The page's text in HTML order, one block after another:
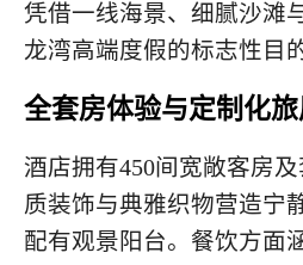
凭借一线海景、细腻沙滩
龙湾高端度假的标志性目
全套房体验与定制化
酒店拥有450间宽敞客房
质装饰与典雅织物营造宁
配有观景阳台。餐饮方面